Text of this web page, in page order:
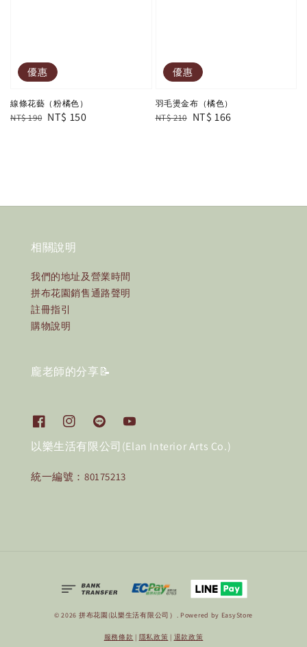
優惠
線條花藝（粉橘色）
Regular
NT$ 190 Sale
NT$ 150
優惠
羽毛燙金布（橘色）
Regular
NT$ 210 Sale
NT$ 166
相關說明
我們的地址及營業時間
拼布花園銷售通路聲明
註冊指引
購物說明
龐老師的分享📝
以樂生活有限公司(Elan Interior Arts Co.)
統一編號：80175213
© 2026 拼布花園(以樂生活有限公司）. Powered by EasyStore
服務條款 | 隱私政策 | 退款政策